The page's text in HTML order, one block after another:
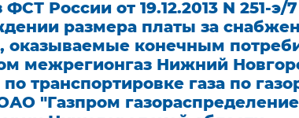
России от 19.12.2013 N 251-э/
размера платы за
оказываемые конечным
межрегионгаз Нижний
по транспортировке газа по
"Газпром